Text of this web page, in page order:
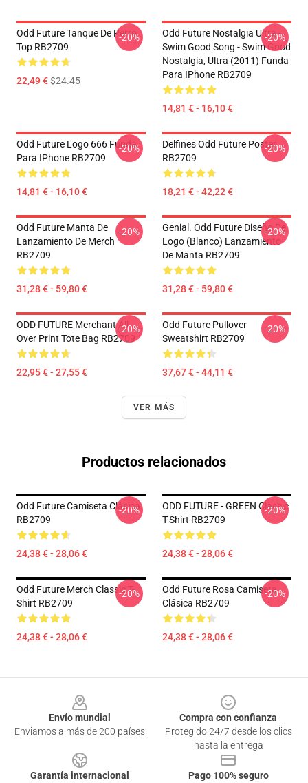
Odd Future Tanque De Perro
Top RB2709
22,49 €$24.45
-20%
Odd Future Nostalgia Ultra -
Swim Good Song - Swim Good
Nostalgia, Ultra (2011) Funda
Para IPhone RB2709
14,81 € - 16,10 €
-20%
Odd Future Logo 666 Funda
Para IPhone RB2709
14,81 € - 16,10 €
-20%
Delfines Odd Future Poster
RB2709
18,21 € - 42,22 €
-20%
Odd Future Manta De
Lanzamiento De Merch
RB2709
31,28 € - 59,80 €
-20%
Genial. Odd Future Diseño De
Logo (blanco) Lanzamiento
De Manta RB2709
31,28 € - 59,80 €
-20%
ODD FUTURE Merchant All
Over Print Tote Bag RB2709
22,95 € - 27,55 €
-20%
Odd Future Pullover
Sweatshirt RB2709
37,67 € - 44,11 €
-20%
VER MÁS
Productos relacionados
Odd Future Camiseta Clásica
RB2709
24,38 € - 28,06 €
-20%
ODD FUTURE - GREEN Classic
T-Shirt RB2709
24,38 € - 28,06 €
-20%
Odd Future Merch Classic T-
Shirt RB2709
24,38 € - 28,06 €
-20%
Odd Future Rosa Camiseta
Clásica RB2709
24,38 € - 28,06 €
-20%
Envío mundial
Enviamos a más de 200 países
Compra con confianza
Protegido 24/7 desde los clics
hasta la entrega
Garantía internacional
Pago 100% seguro